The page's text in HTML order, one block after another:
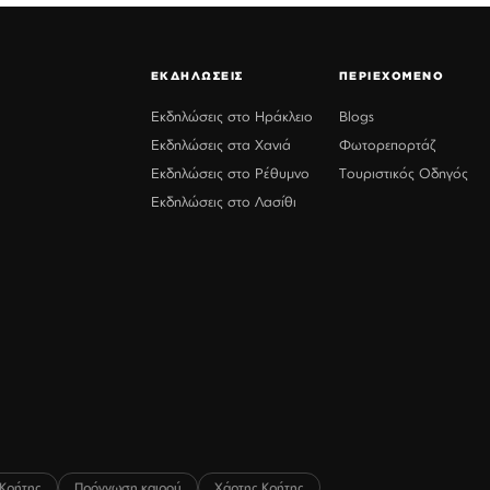
ΕΚΔΗΛΩΣΕΙΣ
Εκδηλώσεις στο Ηράκλειο
Εκδηλώσεις στα Χανιά
Εκδηλώσεις στο Ρέθυμνο
Εκδηλώσεις στο Λασίθι
ΠΕΡΙΕΧΟΜΕΝΟ
Blogs
Φωτορεπορτάζ
Τουριστικός Οδηγός